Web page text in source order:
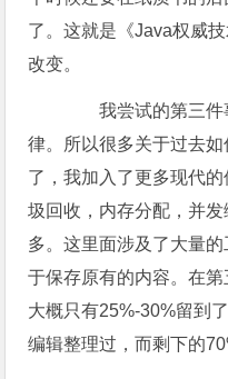
了。这就是《Java权威
改变。
我尝试的第三件
律。所以很多关于过去
了，我加入了更多现代
圾回收，内存分配，并
多。这里面涉及了大量
于保存原有的内容。在第
大概只有25%-30%留到
编辑整理过，而剩下的